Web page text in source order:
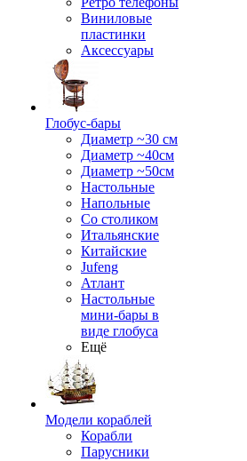
Виниловые
пластинки
Аксессуары
Глобус-бары
Диаметр ~30 см
Диаметр ~40см
Диаметр ~50см
Настольные
Напольные
Со столиком
Итальянские
Китайские
Jufeng
Атлант
Настольные
мини-бары в
виде глобуса
Ещё
Модели кораблей
Корабли
Парусники